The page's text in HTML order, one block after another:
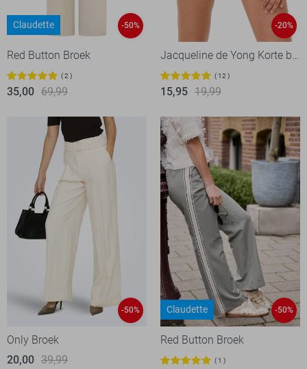
Claudette -50%
Red Button Broek
2
35,00 69,99
-20%
Jacqueline de Yong Korte broek
12
15,95 19,99
-50%
Only Broek
20,00 39,99
Claudette -50%
Red Button Broek
1